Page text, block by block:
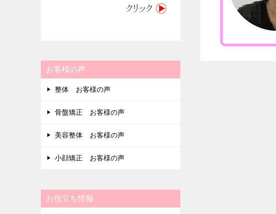
お客様の声
整体 お客様の声
骨盤矯正 お客様の声
美容整体 お客様の声
小顔矯正 お客様の声
お役立ち情報